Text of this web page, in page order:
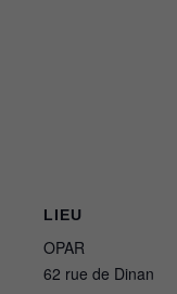
LIEU
OPAR
62 rue de Dinan